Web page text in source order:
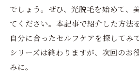
でしょう。ぜひ、光脱毛を始めて、
てください。本記事で紹介した方法
自分に合ったセルフケアを探してみ
シリーズは終わりますが、次回のお
みに。